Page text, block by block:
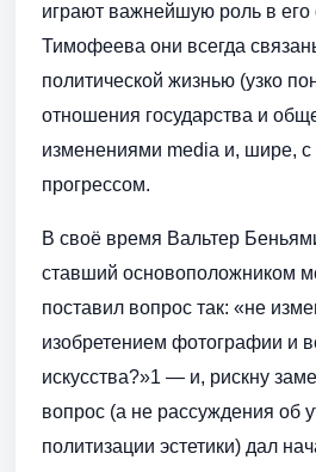
играют важнейшую роль в его
Тимофеева они всегда
политической жизнью (узко
отношения государства и
изменениями media и, шире, с
прогрессом.
В своё время Вальтер
ставший основоположником
поставил вопрос так: «не
изобретением фотографии и
искусства?»1 — и, рискну
вопрос (а не рассуждения об
политизации эстетики) дал